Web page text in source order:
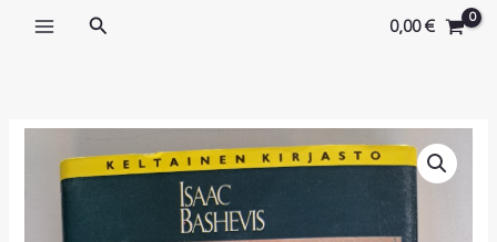
sisältöön
Hae 0,00€